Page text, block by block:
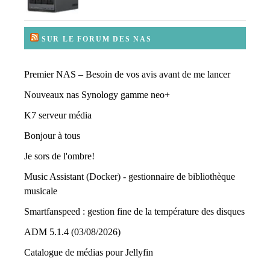
SUR LE FORUM DES NAS
Premier NAS – Besoin de vos avis avant de me lancer
Nouveaux nas Synology gamme neo+
K7 serveur média
Bonjour à tous
Je sors de l'ombre!
Music Assistant (Docker) - gestionnaire de bibliothèque
musicale
Smartfanspeed : gestion fine de la température des disques
ADM 5.1.4 (03/08/2026)
Catalogue de médias pour Jellyfin